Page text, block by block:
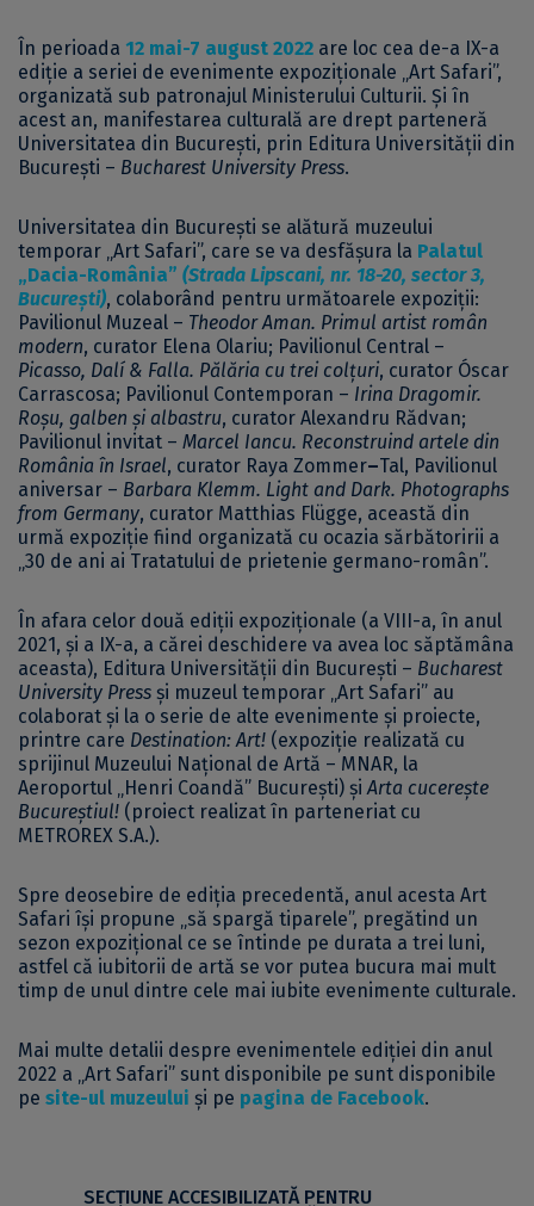
În perioada 12 mai-7 august 2022 are loc cea de-a IX-a
ediție a seriei de evenimente expoziționale „Art Safari”,
organizată sub patronajul Ministerului Culturii. Și în
acest an, manifestarea culturală are drept parteneră
Universitatea din București, prin Editura Universității din
București – Bucharest University Press.
Universitatea din București se alătură muzeului
temporar „Art Safari”, care se va desfășura la Palatul
„Dacia-România” (Strada Lipscani, nr. 18-20, sector 3,
București), colaborând pentru următoarele expoziții:
Pavilionul Muzeal – Theodor Aman. Primul artist român
modern, curator Elena Olariu; Pavilionul Central –
Picasso, Dalí & Falla. Pălăria cu trei colțuri, curator Óscar
Carrascosa; Pavilionul Contemporan – Irina Dragomir.
Roșu, galben și albastru, curator Alexandru Rădvan;
Pavilionul invitat – Marcel Iancu. Reconstruind artele din
România în Israel, curator Raya Zommer–Tal, Pavilionul
aniversar – Barbara Klemm. Light and Dark. Photographs
from Germany, curator Matthias Flügge, această din
urmă expoziție fiind organizată cu ocazia sărbătoririi a
„30 de ani ai Tratatului de prietenie germano-român”.
În afara celor două ediții expoziționale (a VIII-a, în anul
2021, și a IX-a, a cărei deschidere va avea loc săptămâna
aceasta), Editura Universității din București – Bucharest
University Press și muzeul temporar „Art Safari” au
colaborat și la o serie de alte evenimente și proiecte,
printre care Destination: Art! (expoziție realizată cu
sprijinul Muzeului Național de Artă – MNAR, la
Aeroportul „Henri Coandă” București) șiArta cucerește
Bucureștiul! (proiect realizat în parteneriat cu
METROREX S.A.).
Spre deosebire de ediția precedentă, anul acesta Art
Safari își propune „să spargă tiparele”, pregătind un
sezon expozițional ce se întinde pe durata a trei luni,
astfel că iubitorii de artă se vor putea bucura mai mult
timp de unul dintre cele mai iubite evenimente culturale.
Mai multe detalii despre evenimentele ediției din anul
2022 a „Art Safari” sunt disponibile pe sunt disponibile
pe site-ul muzeului și pe pagina de Facebook.
SECŢIUNE ACCESIBILIZATĂ PENTRU